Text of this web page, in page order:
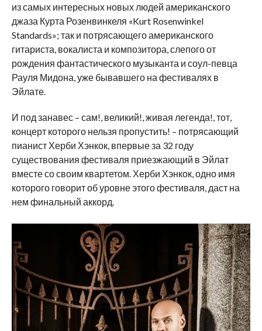
из самых интересных новых людей американского
джаза Курта Розенвинкеля «Kurt Rosenwinkel
Standards»; так и потрясающего американского
гитариста, вокалиста и композитора, слепого от
рождения фантастического музыканта и соул-певца
Рауля Мидона, уже бывавшего на фестивалях в
Эйлате.
И под занавес – сам!, великий!, живая легенда!, тот,
концерт которого нельзя пропустить! – потрясающий
пианист Херби Хэнкок, впервые за 32 году
существования фестиваля приезжающий в Эйлат
вместе со своим квартетом. Херби Хэнкок, одно имя
которого говорит об уровне этого фестиваля, даст на
нем финальный аккорд.